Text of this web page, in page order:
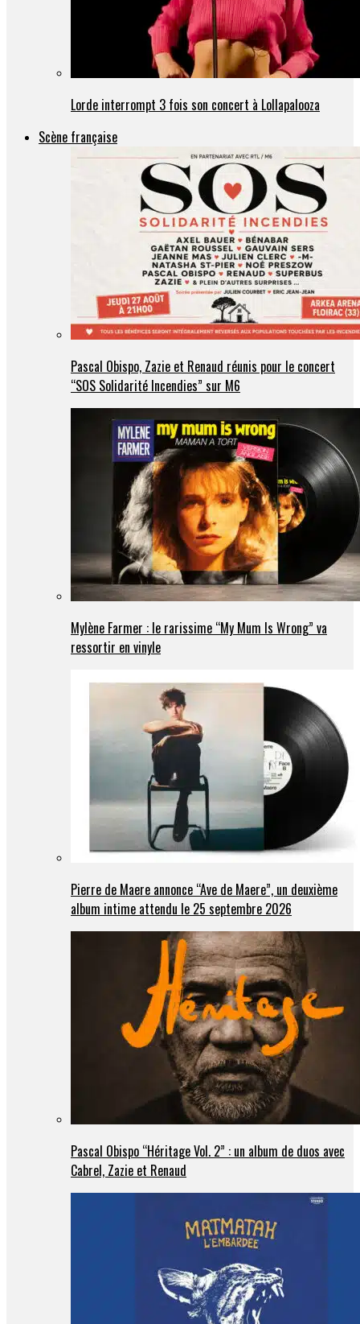
Lorde interrompt 3 fois son concert à Lollapalooza
Scène française
Pascal Obispo, Zazie et Renaud réunis pour le concert
“SOS Solidarité Incendies” sur M6
Mylène Farmer : le rarissime “My Mum Is Wrong” va
ressortir en vinyle
Pierre de Maere annonce “Ave de Maere”, un deuxième
album intime attendu le 25 septembre 2026
Pascal Obispo “Héritage Vol. 2” : un album de duos avec
Cabrel, Zazie et Renaud